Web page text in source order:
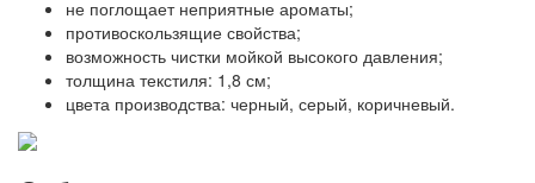
не поглощает неприятные ароматы;
противоскользящие свойства;
возможность чистки мойкой высокого давления;
толщина текстиля: 1,8 см;
цвета производства: черный, серый, коричневый.